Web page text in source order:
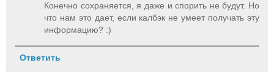
Конечно сохраняется, я даже и спорить не будут. Но
что нам это дает, если калбэк не умеет получать эту
информацию? :)
Ответить